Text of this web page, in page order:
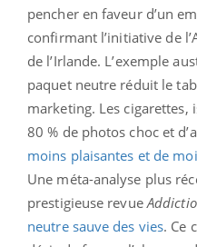
pencher en faveur d’un
confirmant l’initiative de
de l’Irlande. L’exemple
paquet neutre réduit le
marketing. Les cigarettes,
80 % de photos choc et
moins plaisantes et de
Une méta-analyse plus
prestigieuse revue
neutre sauve des vies. Ce